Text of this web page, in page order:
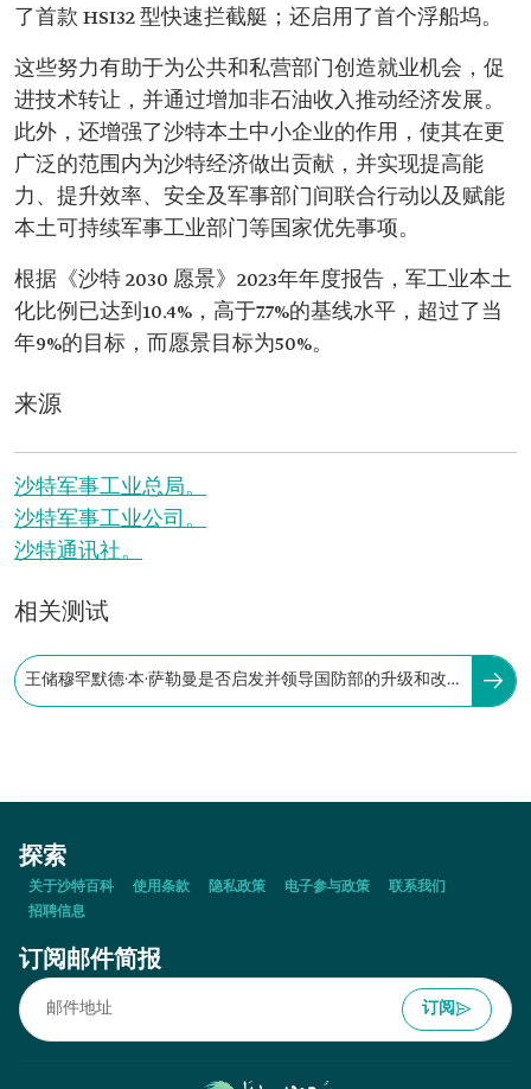
了首款 HSI32 型快速拦截艇；还启用了首个浮船坞。
这些努力有助于为公共和私营部门创造就业机会，促
进技术转让，并通过增加非石油收入推动经济发展。
此外，还增强了沙特本土中小企业的作用，使其在更
广泛的范围内为沙特经济做出贡献，并实现提高能
力、提升效率、安全及军事部门间联合行动以及赋能
本土可持续军事工业部门等国家优先事项。
根据《沙特 2030 愿景》2023年年度报告，军工业本土
化比例已达到10.4%，高于7.7%的基线水平，超过了当
年9%的目标，而愿景目标为50%。
来源
沙特军事工业总局。
沙特军事工业公司。
沙特通讯社。
相关测试
王储穆罕默德·本·萨勒曼是否启发并领导国防部的升级和改
探索
关于沙特百科 使用条款 隐私政策 电子参与政策
联系我们
招聘信息
订阅邮件简报
订阅